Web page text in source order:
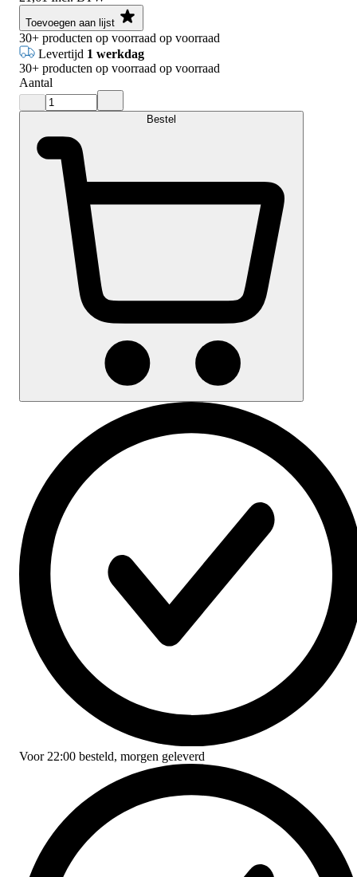
Toevoegen aan lijst
30+ producten op voorraad op voorraad
Levertijd 1 werkdag
30+ producten op voorraad op voorraad
Aantal
Bestel
Voor 22:00 besteld, morgen geleverd